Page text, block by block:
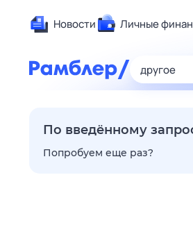
Новости Личные
По введённому
Попробуем еще раз?